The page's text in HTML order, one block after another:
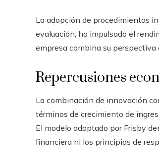
La adopción de procedimientos
evaluación, ha impulsado el
empresa combina su perspectiva
Repercusiones
La combinación de innovación
términos de crecimiento de
El modelo adoptado por Frisby
financiera ni los principios de